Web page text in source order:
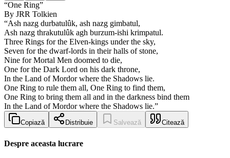
“One Ring”
By JRR Tolkien
“Ash nazg durbatulûk, ash nazg gimbatul,
Ash nazg thrakutulûk agh burzum-ishi krimpatul.
Three Rings for the Elven-kings under the sky,
Seven for the dwarf-lords in their halls of stone,
Nine for Mortal Men doomed to die,
One for the Dark Lord on his dark throne,
In the Land of Mordor where the Shadows lie.
One Ring to rule them all, One Ring to find them,
One Ring to bring them all and in the darkness bind them
In the Land of Mordor where the Shadows lie.”
Copiază Distribuie Salvează Citează
Despre aceasta lucrare